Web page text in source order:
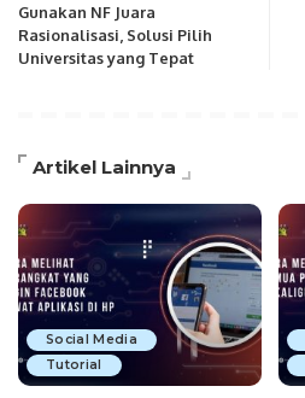
Gunakan NF Juara
Rasionalisasi, Solusi Pilih
Universitas yang Tepat
Artikel Lainnya
Social Media
Tutorial